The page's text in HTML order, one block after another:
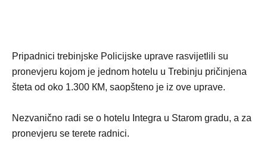
Pripadnici trebinjske Policijske uprave rasvijetlili su
pronevjeru kojom je jednom hotelu u Trebinju pričinjena
šteta od oko 1.300 КM, saopšteno je iz ove uprave.
Nezvanično radi se o hotelu Integra u Starom gradu, a za
pronevjeru se terete radnici.